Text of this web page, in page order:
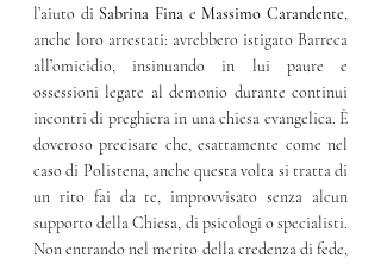
l’aiuto di Sabrina Fina e Massimo Carandente,
anche loro arrestati: avrebbero istigato Barreca
all’omicidio, insinuando in lui paure e
ossessioni legate al demonio durante continui
incontri di preghiera in una chiesa evangelica. È
doveroso precisare che, esattamente come nel
caso di Polistena, anche questa volta si tratta di
un rito fai da te, improvvisato senza alcun
supporto della Chiesa, di psicologi o specialisti.
Non entrando nel merito della credenza di fede,